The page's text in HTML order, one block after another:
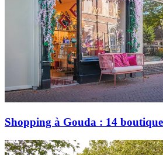
Shopping à Gouda : 14